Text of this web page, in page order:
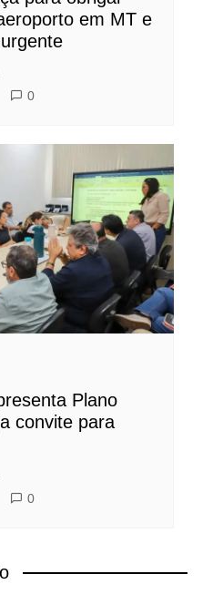
em MT e
0
Plano
convite para
0